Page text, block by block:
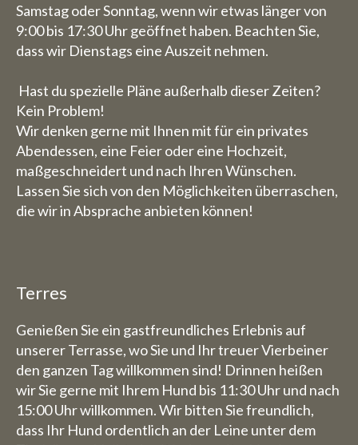
Samstag oder Sonntag, wenn wir etwas länger von
9:00 bis 17:30 Uhr geöffnet haben. Beachten Sie,
dass wir Dienstags eine Auszeit nehmen.
Hast du spezielle Pläne außerhalb dieser Zeiten?
Kein Problem!
Wir denken gerne mit Ihnen mit für ein privates
Abendessen, eine Feier oder eine Hochzeit,
maßgeschneidert und nach Ihren Wünschen.
Lassen Sie sich von den Möglichkeiten überraschen,
die wir in Absprache anbieten können!
Terres
Genießen Sie ein gastfreundliches Erlebnis auf
unserer Terrasse, wo Sie und Ihr treuer Vierbeiner
den ganzen Tag willkommen sind! Drinnen heißen
wir Sie gerne mit Ihrem Hund bis 11:30 Uhr und nach
15:00 Uhr willkommen. Wir bitten Sie freundlich,
dass Ihr Hund ordentlich an der Leine unter dem